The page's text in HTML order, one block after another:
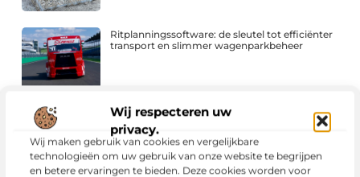
Wij respecteren uw
privacy.
Wij maken gebruik van cookies en vergelijkbare
technologieën om uw gebruik van onze website te begrijpen
en betere ervaringen te bieden. Deze cookies worden voor
Ritplanningssoftware: de sleutel tot efficiënter
transport en slimmer wagenparkbeheer
Elektrisch rijplezier voor kinderen: van stoere
vrachtwagen tot snelle crossmotor